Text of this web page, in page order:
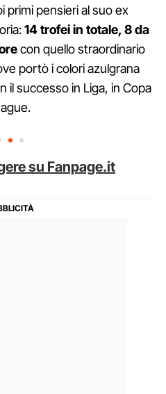
primi pensieri al suo ex
14 trofei in totale, 8 da
con quello straordinario
portò i colori azulgrana
il successo in Liga, in Copa
su Fanpage.it